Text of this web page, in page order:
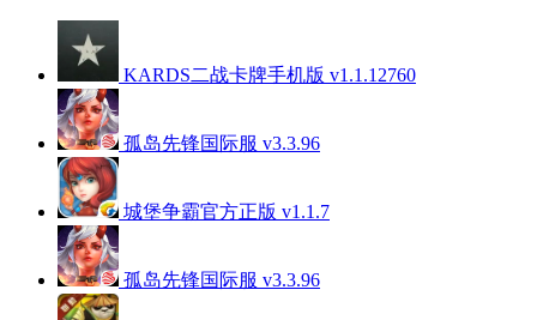
KARDS二战卡牌手机版 v1.1.12760
孤岛先锋国际服 v3.3.96
城堡争霸官方正版 v1.1.7
孤岛先锋国际服 v3.3.96